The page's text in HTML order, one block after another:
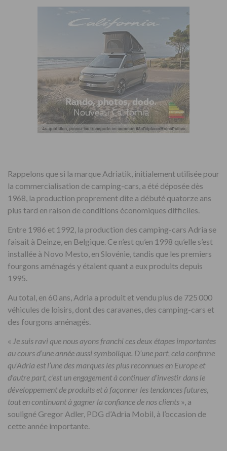
Rappelons que si la marque Adriatik, initialement utilisée pour
la commercialisation de camping-cars, a été déposée dès
1968, la production proprement dite a débuté quatorze ans
plus tard en raison de conditions économiques difficiles.
Entre 1986 et 1992, la production des camping-cars Adria se
faisait à Deinze, en Belgique. Ce n’est qu’en 1998 qu’elle s’est
installée à Novo Mesto, en Slovénie, tandis que les premiers
fourgons aménagés y étaient quant a eux produits depuis
1995.
Au total, en 60 ans, Adria a produit et vendu plus de 725 000
véhicules de loisirs, dont des caravanes, des camping-cars et
des fourgons aménagés.
« Je suis ravi que nous ayons franchi ces deux étapes importantes
au cours d’une année aussi symbolique. D’une part, cela confirme
qu’Adria est l’une des marques les plus reconnues en Europe et
d’autre part, c’est un engagement à continuer d’investir dans le
développement de produits et à façonner les tendances futures,
tout en continuant à gagner la confiance de nos clients », a
souligné Gregor Adler, PDG d’Adria Mobil, à l’occasion de
cette année importante.